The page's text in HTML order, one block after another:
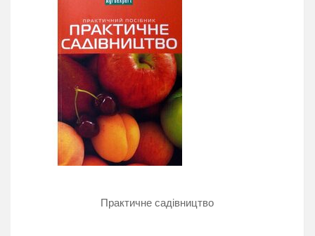
Практичне садівництво